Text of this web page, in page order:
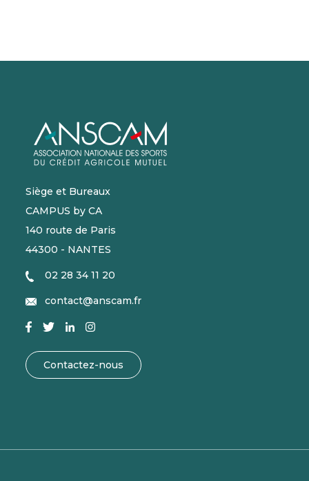
Siège et Bureaux
CAMPUS by CA
140 route de Paris
44300 - NANTES
02 28 34 11 20
contact@anscam.fr
Contactez-nous